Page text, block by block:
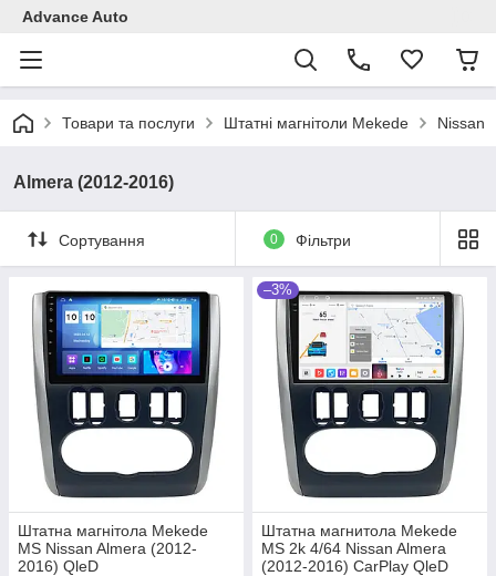
Advance Auto
Товари та послуги Штатні магнітоли Mekede Nissan
Almera (2012-2016)
Сортування 0 Фільтри
Штатна магнітола Mekede
MS Nissan Almera (2012-
2016) QleD
–3%
Штатна магнитола Mekede
MS 2k 4/64 Nissan Almera
(2012-2016) CarPlay QleD